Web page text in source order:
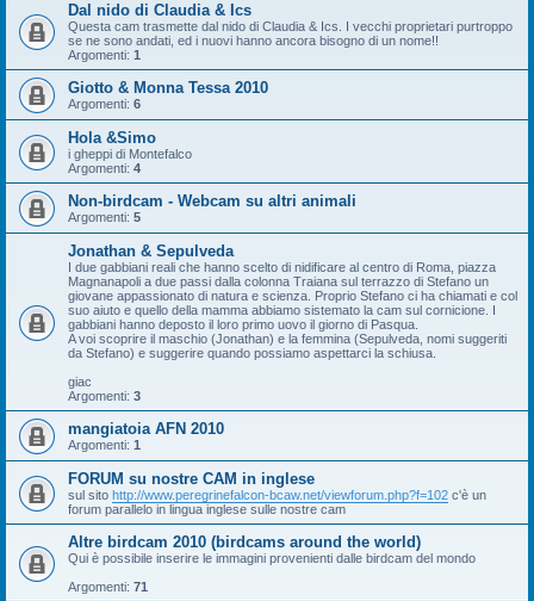
Dal nido di Claudia & Ics
Questa cam trasmette dal nido di Claudia & Ics. I vecchi proprietari purtroppo
se ne sono andati, ed i nuovi hanno ancora bisogno di un nome!!
Argomenti: 1
Giotto & Monna Tessa 2010
Argomenti: 6
Hola &Simo
i gheppi di Montefalco
Argomenti: 4
Non-birdcam - Webcam su altri animali
Argomenti: 5
Jonathan & Sepulveda
I due gabbiani reali che hanno scelto di nidificare al centro di Roma, piazza
Magnanapoli a due passi dalla colonna Traiana sul terrazzo di Stefano un
giovane appassionato di natura e scienza. Proprio Stefano ci ha chiamati e col
suo aiuto e quello della mamma abbiamo sistemato la cam sul cornicione. I
gabbiani hanno deposto il loro primo uovo il giorno di Pasqua.
A voi scoprire il maschio (Jonathan) e la femmina (Sepulveda, nomi suggeriti
da Stefano) e suggerire quando possiamo aspettarci la schiusa.
giac
Argomenti: 3
mangiatoia AFN 2010
Argomenti: 1
FORUM su nostre CAM in inglese
sul sito http://www.peregrinefalcon-bcaw.net/viewforum.php?f=102 c'è un
forum parallelo in lingua inglese sulle nostre cam
Altre birdcam 2010 (birdcams around the world)
Qui è possibile inserire le immagini provenienti dalle birdcam del mondo
Argomenti: 71